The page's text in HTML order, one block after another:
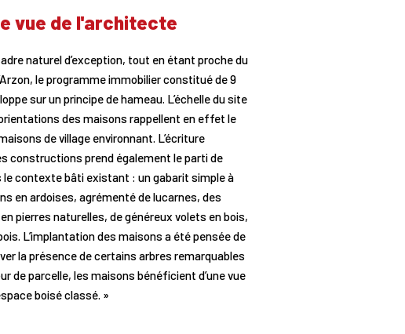
vue de l'architecte
naturel d’exception, tout en étant proche du
le programme immobilier constitué de 9
sur un principe de hameau. L’échelle du site
des maisons rappellent en effet le
de village environnant. L’écriture
constructions prend également le parti de
le contexte bâti existant : un gabarit simple à
en ardoises, agrémenté de lucarnes, des
pierres naturelles, de généreux volets en bois,
L’implantation des maisons a été pensée de
la présence de certains arbres remarquables
de parcelle, les maisons bénéficient d’une vue
boisé classé. »